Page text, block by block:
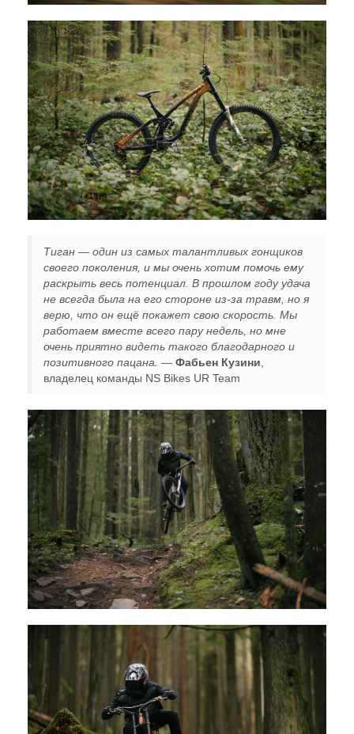
Тиган — один из самых талантливых гонщиков
своего поколения, и мы очень хотим помочь ему
раскрыть весь потенциал. В прошлом году удача
не всегда была на его стороне из-за травм, но я
верю, что он ещё покажет свою скорость. Мы
работаем вместе всего пару недель, но мне
очень приятно видеть такого благодарного и
позитивного пацана. — Фабьен Кузини
владелец команды NS Bikes UR Team